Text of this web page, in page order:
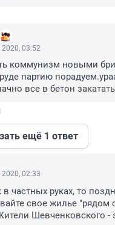
03:52
коммунизм новыми
партию
все в бетон
ещё 1 ответ
02:33
в частных руках, то
свое жилье "рядом
Шевченковского -